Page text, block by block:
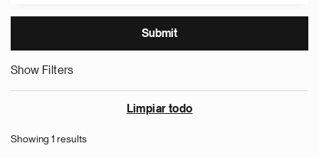
Show Filters
Limpiar todo
Showing 1 results